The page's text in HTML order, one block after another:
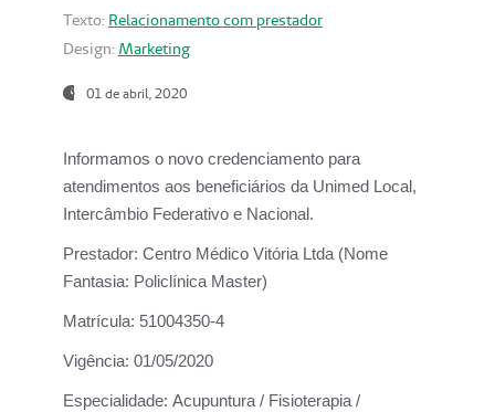
Texto: Relacionamento com prestador
Design: Marketing
01 de abril, 2020
Informamos o novo credenciamento para
atendimentos aos beneficiários da Unimed Local,
Intercâmbio Federativo e Nacional.
Prestador: Centro Médico Vitória Ltda (Nome
Fantasia: Policlínica Master)
Matrícula: 51004350-4
Vigência: 01/05/2020
Especialidade: Acupuntura / Fisioterapia /